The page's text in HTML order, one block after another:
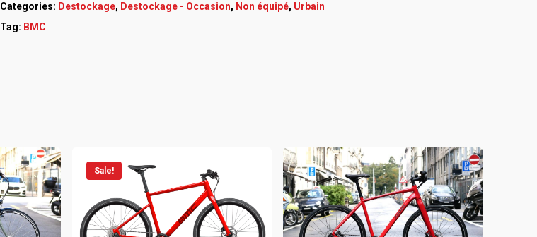
Categories: Destockage, Destockage - Occasion, Non équipé, Urbain
Tag: BMC
Sale!